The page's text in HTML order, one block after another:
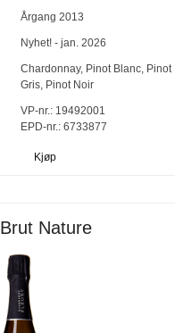
Årgang 2013
Nyhet! - jan. 2026
Chardonnay, Pinot Blanc, Pinot
Gris, Pinot Noir
VP-nr.:19492001
EPD-nr.: 6733877
Kjøp
Nature